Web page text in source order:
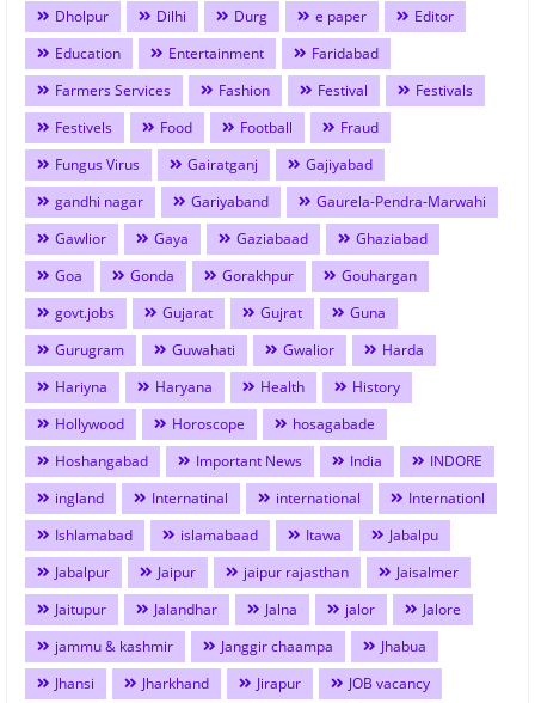
Dholpur Dilhi Durg e paper
Editor
Education
Entertainment
Faridabad
Farmers Services
Fashion Festival
Festivals
Festivels
Food Football
Fraud
Fungus Virus
Gairatganj
Gajiyabad
gandhi nagar
Gariyaband
Gaurela-Pendra-Marwahi
Gawlior
Gaya Gaziabaad
Ghaziabad
Goa
Gonda Gorakhpur
Gouhargan
govt.jobs
Gujarat Gujrat
Guna
Gurugram
Guwahati Gwalior
Harda
Hariyna
Haryana Health
History
Hollywood
Horoscope
hosagabade
Hoshangabad
Important News India
INDORE
ingland
Internatinal international
Internationl
Ishlamabad
islamabaad Itawa
Jabalpu
Jabalpur
Jaipur jaipur rajasthan
Jaisalmer
Jaitupur
Jalandhar Jalna jalor
Jalore
jammu & kashmir
Janggir chaampa
Jhabua
Jhansi
Jharkhand Jirapur
JOB vacancy